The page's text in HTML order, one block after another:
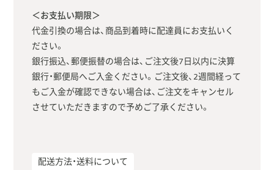
＜お支払い期限＞
代金引換の場合は、商品到着時に配達員にお支払いく
ださい。
銀行振込、郵便振替の場合は、ご注文後7日以内に決算
銀行・郵便局へご入金ください。ご注文後、2週間経って
もご入金が確認できない場合は、ご注文をキャンセル
させていただきますので予めご了承ください。
配送方法・送料について